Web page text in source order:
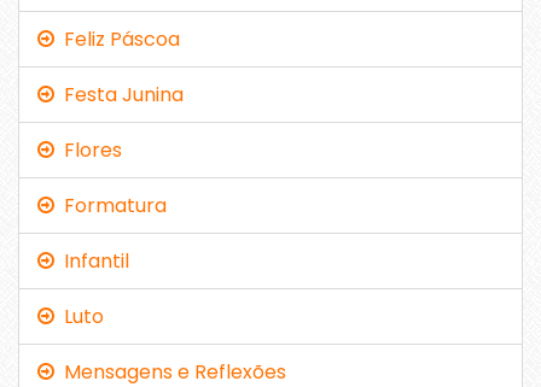
Feliz Páscoa
Festa Junina
Flores
Formatura
Infantil
Luto
Mensagens e Reflexões